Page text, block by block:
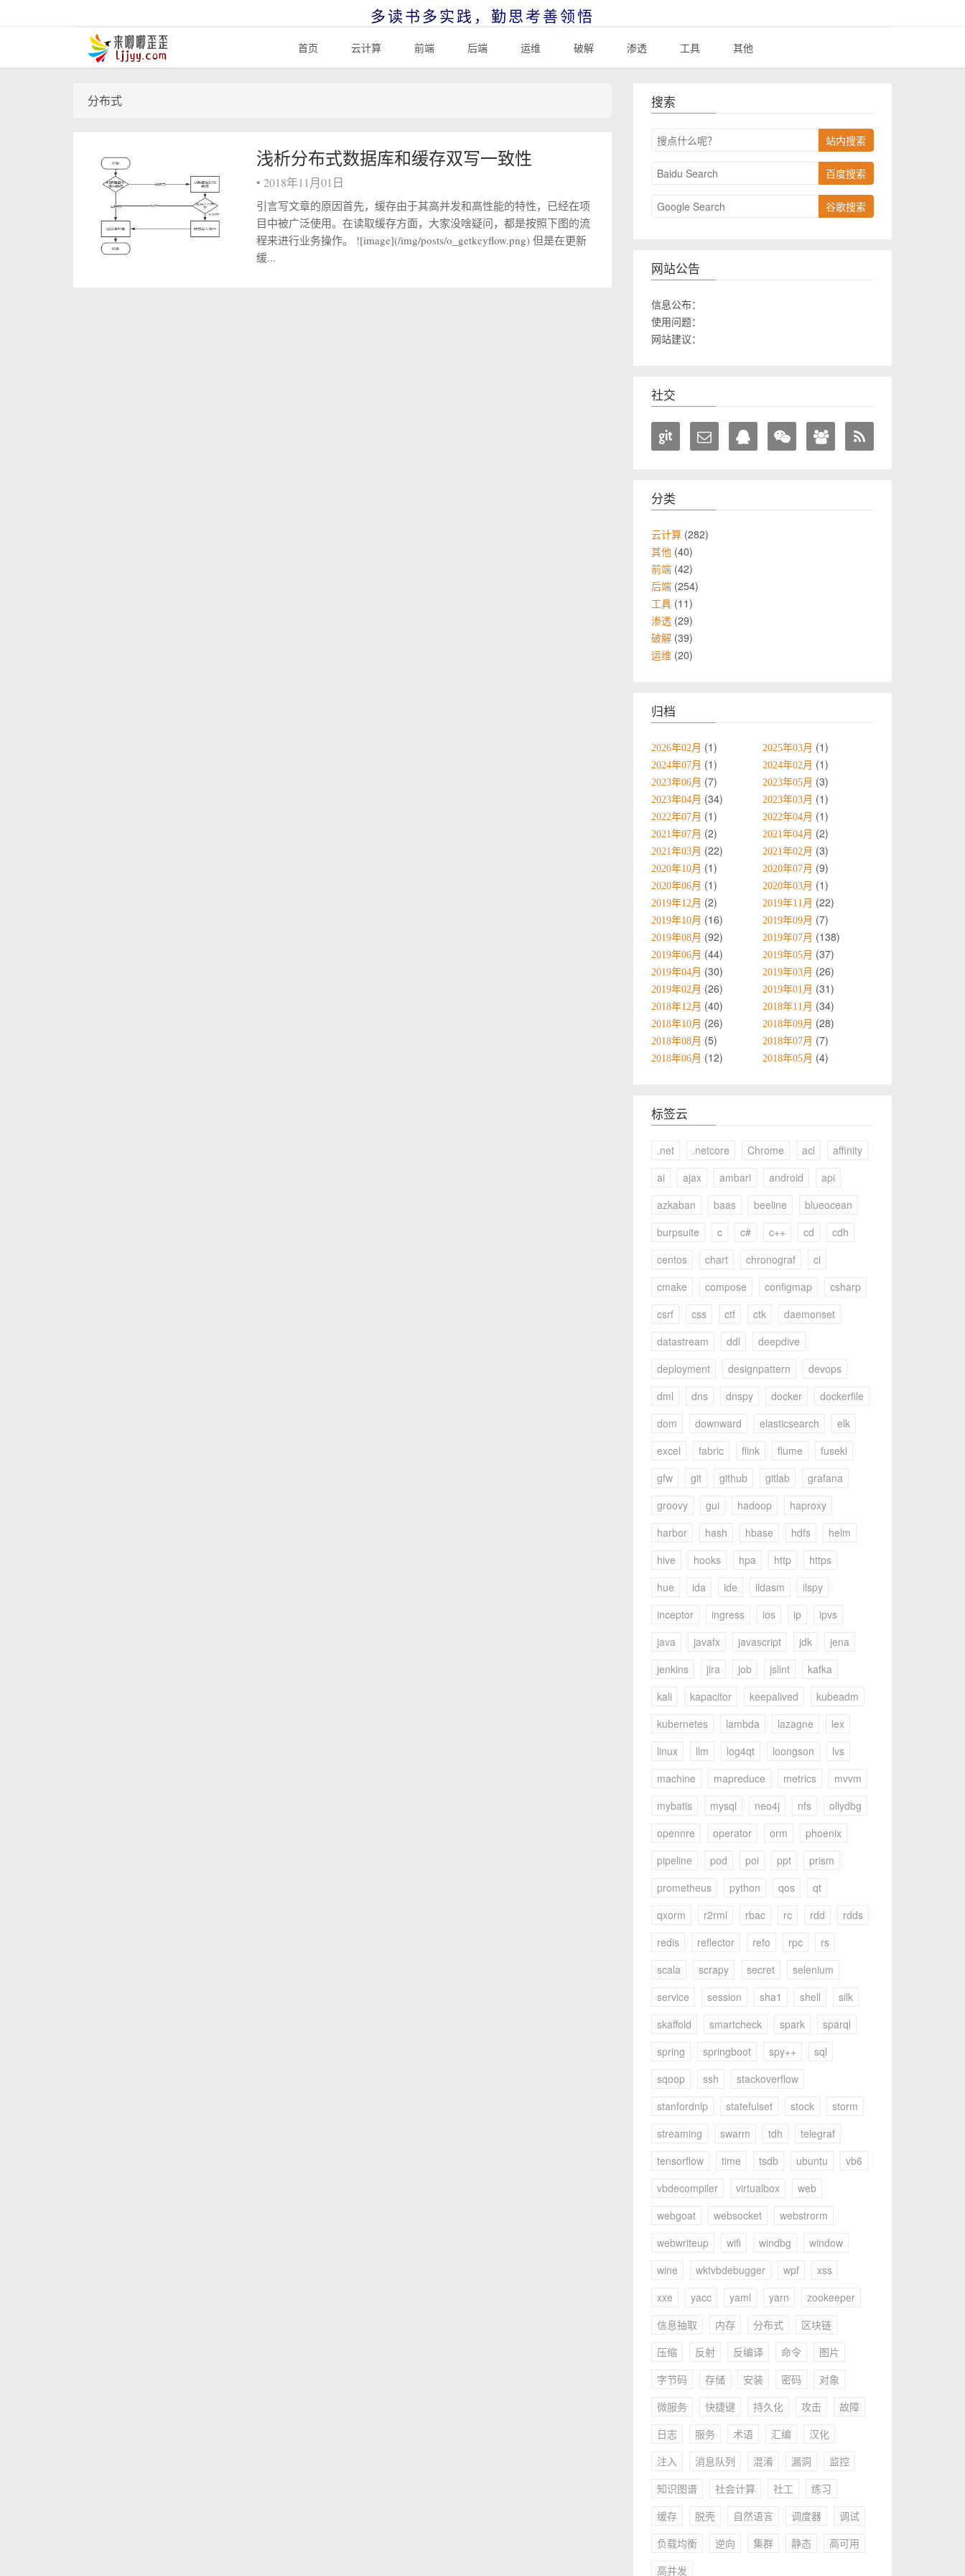
多读书多实践，勤思考善领悟
首页 云计算 前端 后端 运维 破解 渗透 工具 其他
分布式
浅析分布式数据库和缓存双写一致性
• 2018年11月01日
引言写文章的原因首先，缓存由于其高并发和高性能的特性，已经在项
目中被广泛使用。在读取缓存方面，大家没啥疑问，都是按照下图的流
程来进行业务操作。 ![image](/img/posts/o_getkeyflow.png) 但是在更新
缓...
搜索
站内搜索
百度搜索
谷歌搜索
网站公告
信息公布：
使用问题：
网站建议：
社交
分类
云计算 282
其他 40
前端 42
后端 254
工具 11
渗透 29
破解 39
运维 20
归档
2026年02月 1 2025年03月 1
2024年07月 1 2024年02月 1
2023年06月 7 2023年05月 3
2023年04月 34 2023年03月 1
2022年07月 1 2022年04月 1
2021年07月 2 2021年04月 2
2021年03月 22 2021年02月 3
2020年10月 1 2020年07月 9
2020年06月 1 2020年03月 1
2019年12月 2 2019年11月 22
2019年10月 16 2019年09月 7
2019年08月 92 2019年07月 138
2019年06月 44 2019年05月 37
2019年04月 30 2019年03月 26
2019年02月 26 2019年01月 31
2018年12月 40 2018年11月 34
2018年10月 26 2018年09月 28
2018年08月 5 2018年07月 7
2018年06月 12 2018年05月 4
标签云
.net .netcore Chrome acl
affinity
ai
ajax ambari android
api
azkaban
baas beeline
blueocean
burpsuite
c c# c++ cd
cdh
centos
chart chronograf
ci
cmake
compose configmap
csharp
csrf
css ctf ctk
daemonset
datastream
ddl
deepdive
deployment
designpattern
devops
dml
dns dnspy docker
dockerfile
dom
downward elasticsearch
elk
excel
fabric flink flume
fuseki
gfw
git github gitlab
grafana
groovy
gui hadoop
haproxy
harbor
hash hbase hdfs
helm
hive
hooks hpa http
https
hue
ida ide ildasm
ilspy
inceptor
ingress ios ip
ipvs
java
javafx javascript jdk
jena
jenkins
jira job jslint
kafka
kali
kapacitor keepalived
kubeadm
kubernetes
lambda lazagne
lex
linux
llm log4qt loongson
lvs
machine
mapreduce metrics
mvvm
mybatis
mysql neo4j nfs
ollydbg
opennre
operator orm
phoenix
pipeline
pod poi ppt
prism
prometheus
python qos
qt
qxorm
r2rml rbac rc rdd
rdds
redis
reflector refo rpc
rs
scala
scrapy secret
selenium
service
session sha1 shell
silk
skaffold
smartcheck spark
sparql
spring
springboot spy++
sql
sqoop
ssh
stackoverflow
stanfordnlp
statefulset stock
storm
streaming
swarm tdh
telegraf
tensorflow
time tsdb ubuntu
vb6
vbdecompiler
virtualbox
web
webgoat
websocket
webstrorm
webwriteup
wifi windbg
window
wine
wktvbdebugger wpf
xss
xxe
yacc yaml yarn
zookeeper
信息抽取
内存 分布式
区块链
压缩
反射 反编译 命令
图片
字节码
存储 安装 密码
对象
微服务
快捷键 持久化 攻击
故障
日志
服务 术语 汇编
汉化
注入
消息队列 混淆 漏洞
监控
知识图谱
社会计算 社工
练习
缓存
脱壳 自然语言 调度器
调试
负载均衡
逆向 集群 静态
高可用
高并发